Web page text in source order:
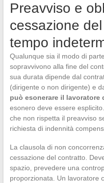
Preavviso e
cessazione
tempo
Qualunque sia il modo di
sopravvivono alla fine del
sua durata dipende dal
(dirigente o non dirigente) e
può esonerare il lavoratore
esonero deve essere
che non rispetta il preavviso
richiesta di indennità
La clausola di non
cessazione del contratto.
spazio, prevedere una
proporzionata. Un lavoratore